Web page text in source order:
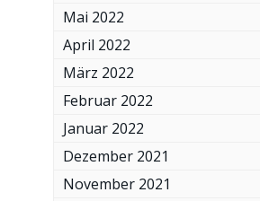
Mai 2022
April 2022
März 2022
Februar 2022
Januar 2022
Dezember 2021
November 2021